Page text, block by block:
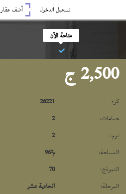
تسجيل الدخول أضف عقار
متاحة الآن
2,500 ج
كود
26221
حمامات:
2
نوم:
2
المساحة:
96م²
النموذج:
70
المرحلة:
الحادية عشر